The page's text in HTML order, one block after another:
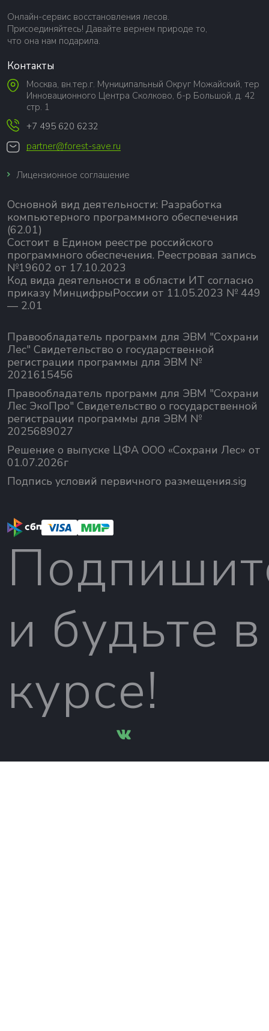
Онлайн-сервис восстановления лесов.
Присоединяйтесь! Давайте вернем природе то,
что она нам подарила.
Контакты
Москва, вн.тер.г. Муниципальный Округ Можайский, тер
Инновационного Центра Сколково, б-р Большой, д. 42
стр. 1
+7 495 620 6232
partner@forest-save.ru
Лицензионное соглашение
Основной вид деятельности: Разработка
компьютерного программного обеспечения
(62.01)
Состоит в Едином реестре российского
программного обеспечения. Реестровая запись
№19602 от 17.10.2023
Код вида деятельности в области ИТ согласно
приказу МинцифрыРоссии от 11.05.2023 № 449
— 2.01
Правообладатель программ для ЭВМ "Сохрани
Лес" Свидетельство о государственной
регистрации программы для ЭВМ №
2021615456
Правообладатель программ для ЭВМ "Сохрани
Лес ЭкоПро" Свидетельство о государственной
регистрации программы для ЭВМ №
2025689027
Решение о выпуске ЦФА ООО «Сохрани Лес» от
01.07.2026г
Подпись условий первичного размещения.sig
и будьте в
курсе!
вконтакте